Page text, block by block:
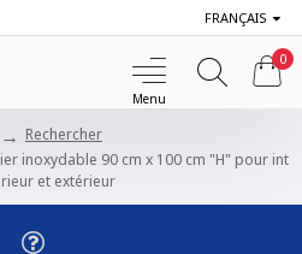
FRANÇAIS
0
Rechercher
inoxydable 90 cm x 100 cm "H" pour int
et extérieur